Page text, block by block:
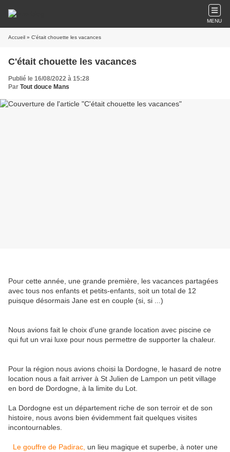
MENU
Accueil » C'était chouette les vacances
C'était chouette les vacances
Publié le 16/08/2022 à 15:28
Par Tout douce Mans
Pour cette année, une grande première, les vacances partagées
avec tous nos enfants et petits-enfants, soit un total de 12
puisque désormais Jane est en couple (si, si ...)
Nous avions fait le choix d'une grande location avec piscine ce
qui fut un vrai luxe pour nous permettre de supporter la chaleur.
Pour la région nous avions choisi la Dordogne, le hasard de notre
location nous a fait arriver à St Julien de Lampon un petit village
en bord de Dordogne, à la limite du Lot.
La Dordogne est un département riche de son terroir et de son
histoire, nous avons bien évidemment fait quelques visites
incontournables.
Le gouffre de Padirac, un lieu magique et superbe, à noter une